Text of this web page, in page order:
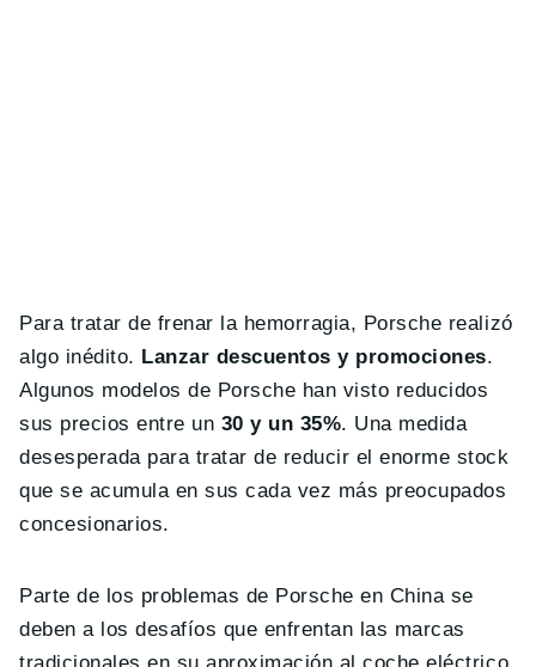
Para tratar de frenar la hemorragia, Porsche realizó
algo inédito. Lanzar descuentos y promociones.
Algunos modelos de Porsche han visto reducidos
sus precios entre un 30 y un 35%. Una medida
desesperada para tratar de reducir el enorme stock
que se acumula en sus cada vez más preocupados
concesionarios.
Parte de los problemas de Porsche en China se
deben a los desafíos que enfrentan las marcas